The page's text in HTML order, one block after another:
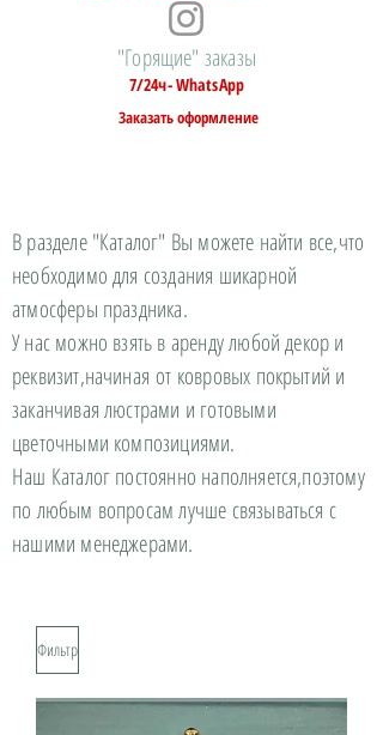
"Горящие" заказы
7/24ч- WhatsApp
Заказать оформление
В разделе "Каталог" Вы можете найти все,что
необходимо для создания шикарной
атмосферы праздника.
У нас можно взять в аренду любой декор и
реквизит,начиная от ковровых покрытий и
заканчивая люстрами и готовыми
цветочными композициями.
Наш Каталог постоянно наполняется,поэтому
по любым вопросам лучше связываться с
нашими менеджерами.
Фильтр